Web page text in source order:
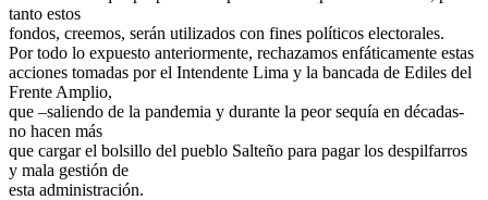
tanto estos
fondos, creemos, serán utilizados con fines políticos electorales.
Por todo lo expuesto anteriormente, rechazamos enfáticamente estas
acciones tomadas por el Intendente Lima y la bancada de Ediles del
Frente Amplio,
que –saliendo de la pandemia y durante la peor sequía en décadas-
no hacen más
que cargar el bolsillo del pueblo Salteño para pagar los despilfarros
y mala gestión de
esta administración.